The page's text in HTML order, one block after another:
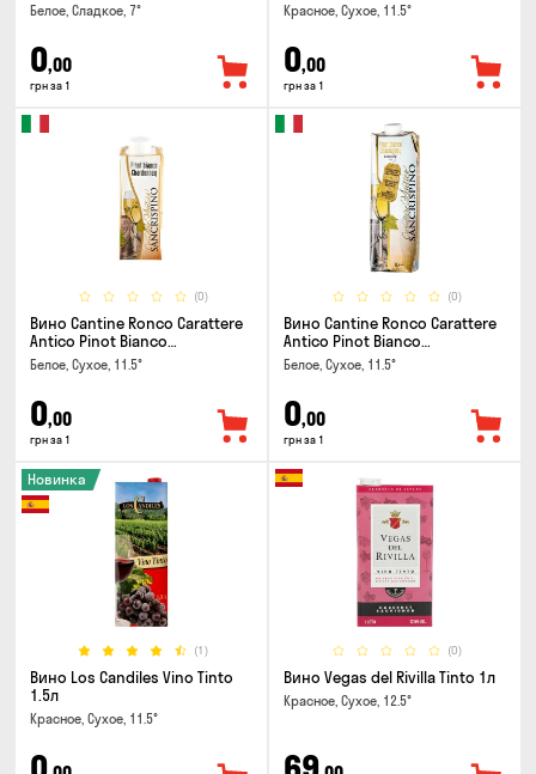
Белое, Сладкое, 7°
0,00
грн за 1
Rubicone IGT 1л
Красное, Сухое, 11.5°
0,00
грн за 1
(0)
Вино Cantine Ronco Carattere
Antico Pinot Bianco
Chardonnay Rubicone IGT 0.25л
Белое, Сухое, 11.5°
0,00
грн за 1
(0)
Вино Cantine Ronco Carattere
Antico Pinot Bianco
Chardonnay Rubicone IGT 1л
Белое, Сухое, 11.5°
0,00
грн за 1
(1)
Новинка
Вино Los Candiles Vino Tinto
1.5л
Красное, Сухое, 11.5°
(0)
Вино Vegas del Rivilla Tinto 1л
Красное, Сухое, 12.5°